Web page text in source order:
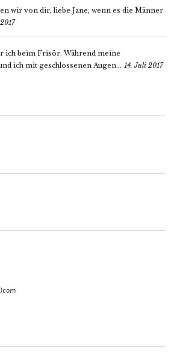
wir von dir, liebe Jane, wenn es die Männer
ich beim Frisör. Während meine
ich mit geschlossenen Augen... 14. Juli 2017